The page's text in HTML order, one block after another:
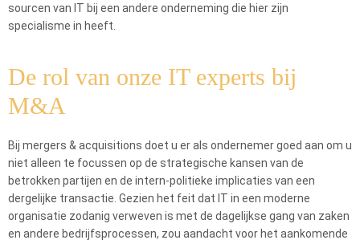
sourcen van IT bij een andere onderneming die hier zijn
specialisme in heeft.
De rol van onze IT experts bij
M&A
Bij mergers & acquisitions doet u er als ondernemer goed aan om u
niet alleen te focussen op de strategische kansen van de
betrokken partijen en de intern-politieke implicaties van een
dergelijke transactie. Gezien het feit dat IT in een moderne
organisatie zodanig verweven is met de dagelijkse gang van zaken
en andere bedrijfsprocessen, zou aandacht voor het aankomende